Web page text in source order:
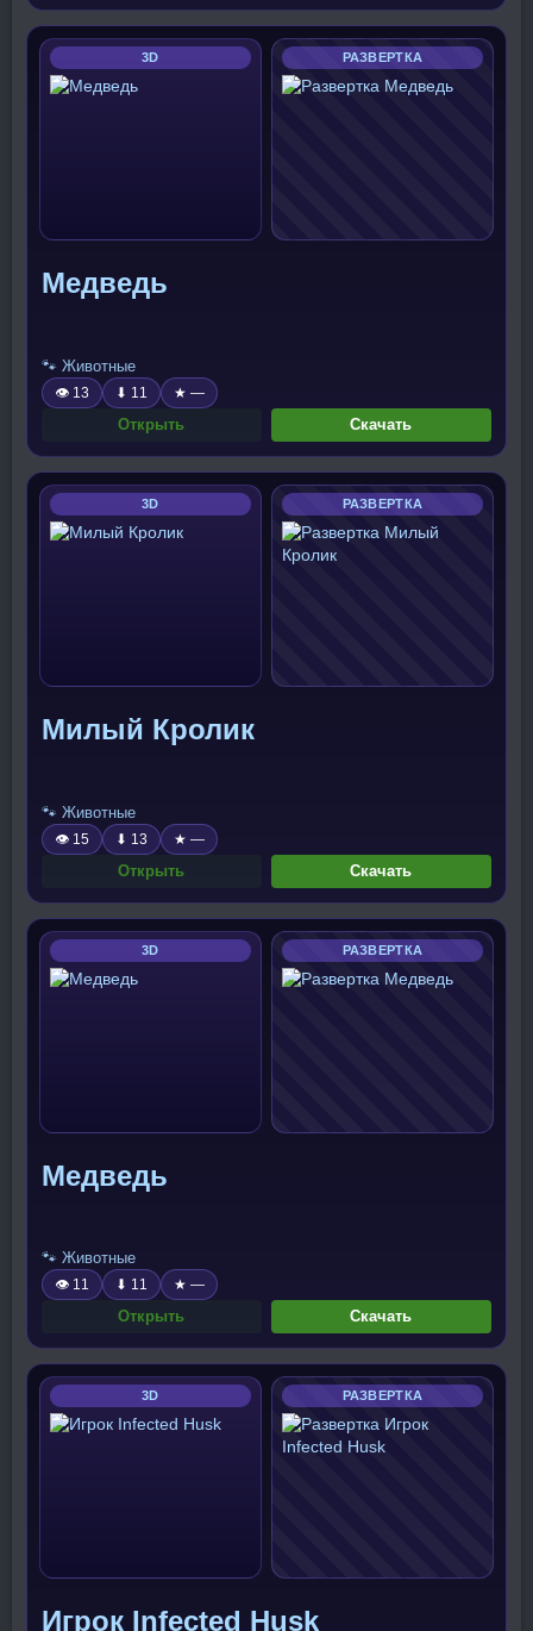
3D РАЗВЕРТКА
Медведь
🐾 Животные
👁 13 ⬇ 11 ★ —
Открыть Скачать
3D РАЗВЕРТКА
Милый Кролик
🐾 Животные
👁 15 ⬇ 13 ★ —
Открыть Скачать
3D РАЗВЕРТКА
Медведь
🐾 Животные
👁 11 ⬇ 11 ★ —
Открыть Скачать
3D РАЗВЕРТКА
Игрок Infected Husk